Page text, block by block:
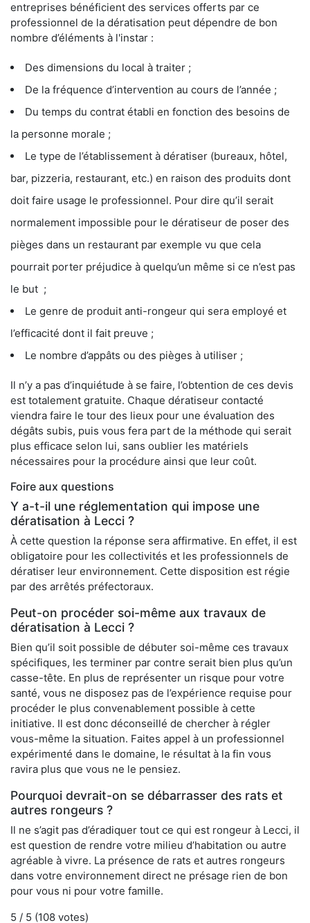
entreprises bénéficient des services offerts par ce
professionnel de la dératisation peut dépendre de bon
nombre d’éléments à l'instar :
Des dimensions du local à traiter ;
De la fréquence d’intervention au cours de l’année ;
Du temps du contrat établi en fonction des besoins de
la personne morale ;
Le type de l’établissement à dératiser (bureaux, hôtel,
bar, pizzeria, restaurant, etc.) en raison des produits dont
doit faire usage le professionnel. Pour dire qu’il serait
normalement impossible pour le dératiseur de poser des
pièges dans un restaurant par exemple vu que cela
pourrait porter préjudice à quelqu’un même si ce n’est pas
le but ;
Le genre de produit anti-rongeur qui sera employé et
l’efficacité dont il fait preuve ;
Le nombre d’appâts ou des pièges à utiliser ;
Il n’y a pas d’inquiétude à se faire, l’obtention de ces devis
est totalement gratuite. Chaque dératiseur contacté
viendra faire le tour des lieux pour une évaluation des
dégâts subis, puis vous fera part de la méthode qui serait
plus efficace selon lui, sans oublier les matériels
nécessaires pour la procédure ainsi que leur coût.
Foire aux questions
Y a-t-il une réglementation qui impose une
dératisation à Lecci ?
À cette question la réponse sera affirmative. En effet, il est
obligatoire pour les collectivités et les professionnels de
dératiser leur environnement. Cette disposition est régie
par des arrêtés préfectoraux.
Peut-on procéder soi-même aux travaux de
dératisation à Lecci ?
Bien qu’il soit possible de débuter soi-même ces travaux
spécifiques, les terminer par contre serait bien plus qu’un
casse-tête. En plus de représenter un risque pour votre
santé, vous ne disposez pas de l’expérience requise pour
procéder le plus convenablement possible à cette
initiative. Il est donc déconseillé de chercher à régler
vous-même la situation. Faites appel à un professionnel
expérimenté dans le domaine, le résultat à la fin vous
ravira plus que vous ne le pensiez.
Pourquoi devrait-on se débarrasser des rats et
autres rongeurs ?
Il ne s’agit pas d’éradiquer tout ce qui est rongeur à Lecci, il
est question de rendre votre milieu d’habitation ou autre
agréable à vivre. La présence de rats et autres rongeurs
dans votre environnement direct ne présage rien de bon
pour vous ni pour votre famille.
5 / 5 (108 votes)